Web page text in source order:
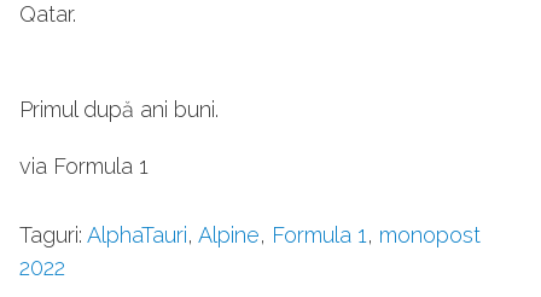
Qatar.
Primul după ani buni.
via Formula 1
Taguri: AlphaTauri, Alpine, Formula 1, monopost
2022